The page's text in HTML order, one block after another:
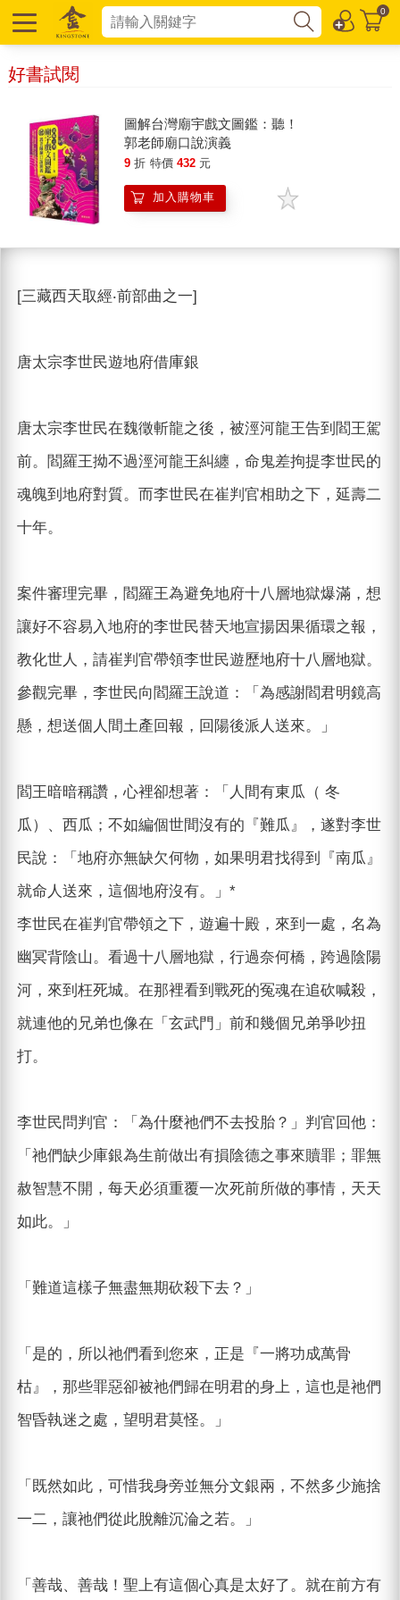
0
好書試閱
圖解台灣廟宇戲文圖鑑：聽！
郭老師廟口說演義
9 折 特價 432 元
加入購物車
[三藏西天取經‧前部曲之一]
唐太宗李世民遊地府借庫銀
唐太宗李世民在魏徵斬龍之後，被涇河龍王告到閻王駕
前。閻羅王拗不過涇河龍王糾纏，命鬼差拘提李世民的
魂魄到地府對質。而李世民在崔判官相助之下，延壽二
十年。
案件審理完畢，閻羅王為避免地府十八層地獄爆滿，想
讓好不容易入地府的李世民替天地宣揚因果循環之報，
教化世人，請崔判官帶領李世民遊歷地府十八層地獄。
參觀完畢，李世民向閻羅王說道：「為感謝閻君明鏡高
懸，想送個人間土產回報，回陽後派人送來。」
閻王暗暗稱讚，心裡卻想著：「人間有東瓜（ 冬
瓜）、西瓜；不如編個世間沒有的『難瓜』，遂對李世
民說：「地府亦無缺欠何物，如果明君找得到『南瓜』
就命人送來，這個地府沒有。」*
李世民在崔判官帶領之下，遊遍十殿，來到一處，名為
幽冥背陰山。看過十八層地獄，行過奈何橋，跨過陰陽
河，來到枉死城。在那裡看到戰死的冤魂在追砍喊殺，
就連他的兄弟也像在「玄武門」前和幾個兄弟爭吵扭
打。
李世民問判官：「為什麼祂們不去投胎？」判官回他：
「祂們缺少庫銀為生前做出有損陰德之事來贖罪；罪無
赦智慧不開，每天必須重覆一次死前所做的事情，天天
如此。」
「難道這樣子無盡無期砍殺下去？」
「是的，所以祂們看到您來，正是『一將功成萬骨
枯』，那些罪惡卻被祂們歸在明君的身上，這也是祂們
智昏執迷之處，望明君莫怪。」
「既然如此，可惜我身旁並無分文銀兩，不然多少施捨
一二，讓祂們從此脫離沉淪之若。」
「善哉、善哉！聖上有這個心真是太好了。就在前方有